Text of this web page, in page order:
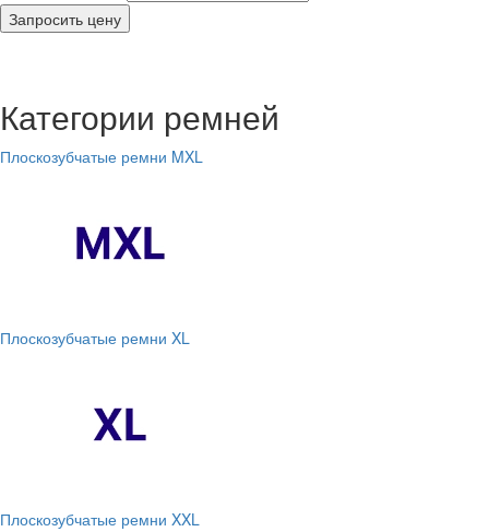
Запросить цену
Категории ремней
Плоскозубчатые ремни MXL
Плоскозубчатые ремни XL
Плоскозубчатые ремни XXL